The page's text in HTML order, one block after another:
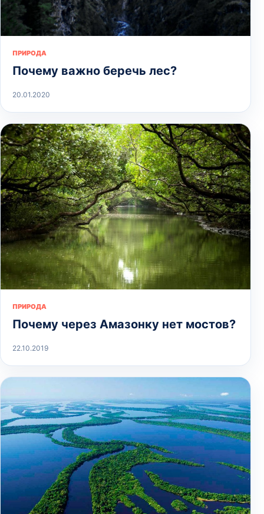
ПРИРОДА
Почему важно беречь лес?
20.01.2020
ПРИРОДА
Почему через Амазонку нет мостов?
22.10.2019